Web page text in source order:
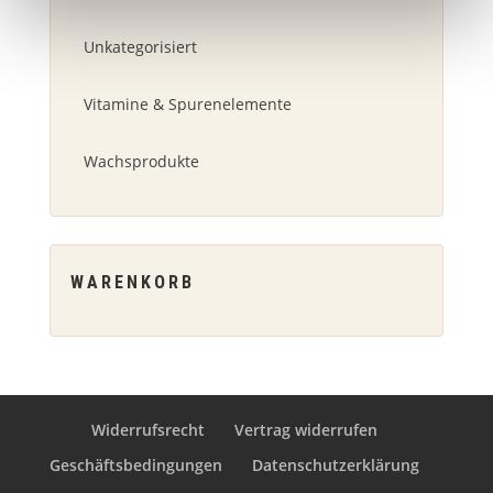
Unkategorisiert
Vitamine & Spurenelemente
Wachsprodukte
WARENKORB
Widerrufsrecht
Vertrag widerrufen
Geschäftsbedingungen
Datenschutzerklärung